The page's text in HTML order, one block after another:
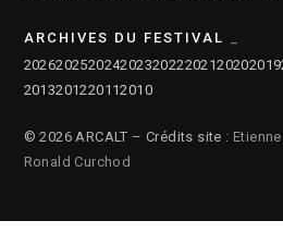
ARCHIVES DU FESTIVAL
20262025202420232022202120202019
2013201220112010
© 2026 ARCALT – Crédits site :
Ronald Curchod